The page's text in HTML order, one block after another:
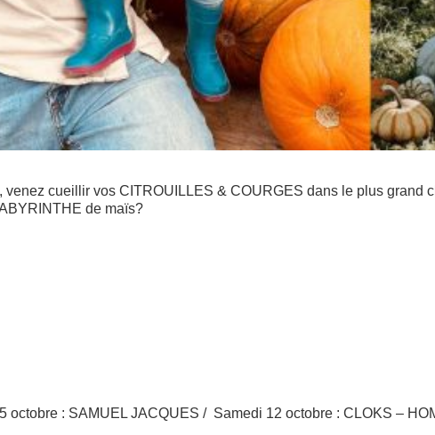
cueillir vos CITROUILLES & COURGES dans le plus grand
de maïs?
: SAMUEL JACQUES / Samedi 12 octobre : CLOKS –